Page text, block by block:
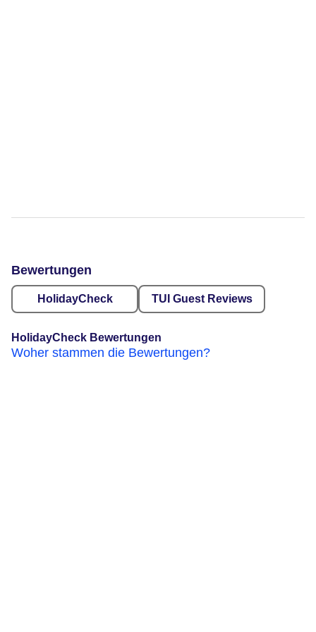
Bewertungen
HolidayCheck TUI Guest Reviews
HolidayCheck Bewertungen
Woher stammen die Bewertungen?